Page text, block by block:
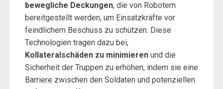
bewegliche Deckungen, die von Robotern
bereitgestellt werden, um Einsatzkräfte vor
feindlichem Beschuss zu schützen. Diese
Technologien tragen dazu bei,
Kollateralschäden zu minimieren und die
Sicherheit der Truppen zu erhöhen, indem sie eine
Barriere zwischen den Soldaten und potenziellen